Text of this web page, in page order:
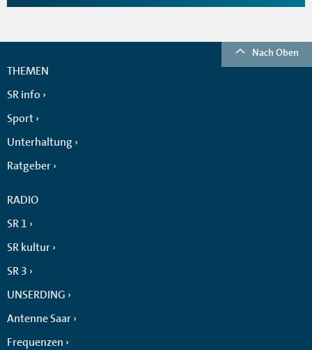
Nach Oben
THEMEN
SR info
Sport
Unterhaltung
Ratgeber
RADIO
SR 1
SR kultur
SR 3
UNSERDING
Antenne Saar
Frequenzen